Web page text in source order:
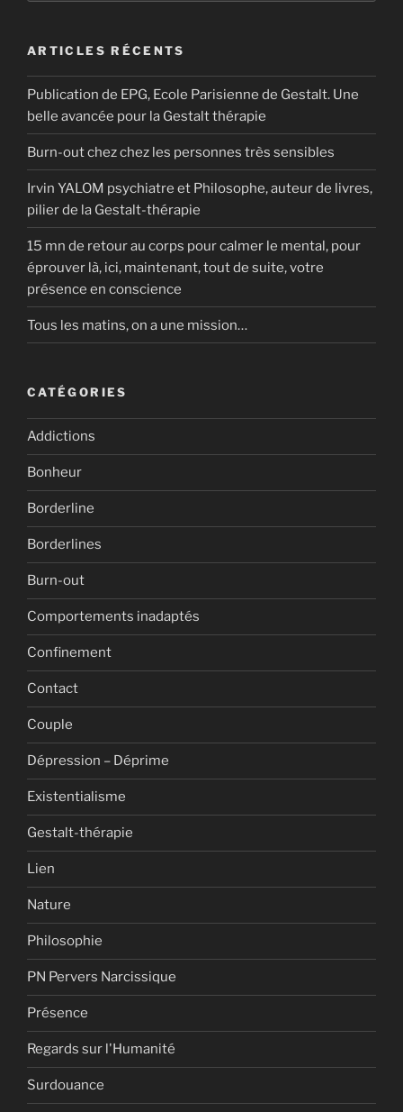
ARTICLES RÉCENTS
Publication de EPG, Ecole Parisienne de Gestalt. Une
belle avancée pour la Gestalt thérapie
Burn-out chez chez les personnes très sensibles
Irvin YALOM psychiatre et Philosophe, auteur de livres,
pilier de la Gestalt-thérapie
15 mn de retour au corps pour calmer le mental, pour
éprouver là, ici, maintenant, tout de suite, votre
présence en conscience
Tous les matins, on a une mission…
CATÉGORIES
Addictions
Bonheur
Borderline
Borderlines
Burn-out
Comportements inadaptés
Confinement
Contact
Couple
Dépression – Déprime
Existentialisme
Gestalt-thérapie
Lien
Nature
Philosophie
PN Pervers Narcissique
Présence
Regards sur l'Humanité
Surdouance